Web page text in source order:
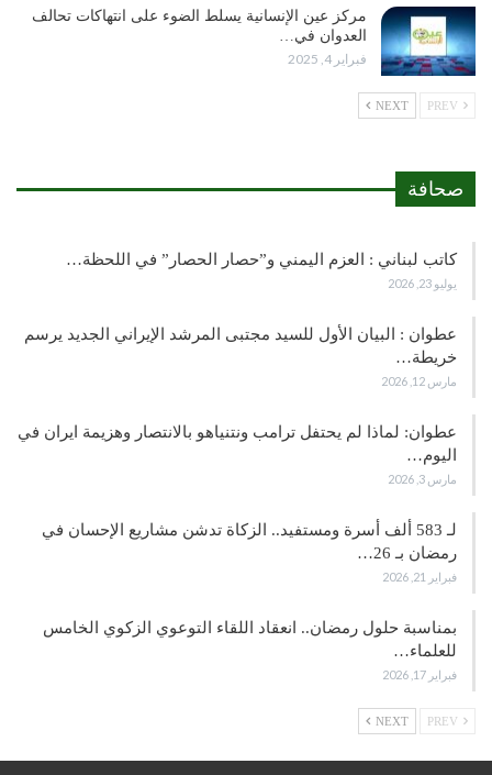
مركز عين الإنسانية يسلط الضوء على انتهاكات تحالف
العدوان في…
فبراير 4, 2025
NEXT
صحافة
كاتب لبناني : العزم اليمني و”حصار الحصار” في اللحظة…
يوليو 23, 2026
عطوان : البيان الأول للسيد مجتبى المرشد الإيراني الجديد يرسم
خريطة…
مارس 12, 2026
عطوان: لماذا لم يحتفل ترامب ونتنياهو بالانتصار وهزيمة ايران في
اليوم…
مارس 3, 2026
لـ 583 ألف أسرة ومستفيد.. الزكاة تدشن مشاريع الإحسان في
رمضان بـ 26…
فبراير 21, 2026
بمناسبة حلول رمضان.. انعقاد اللقاء التوعوي الزكوي الخامس
للعلماء…
فبراير 17, 2026
NEXT